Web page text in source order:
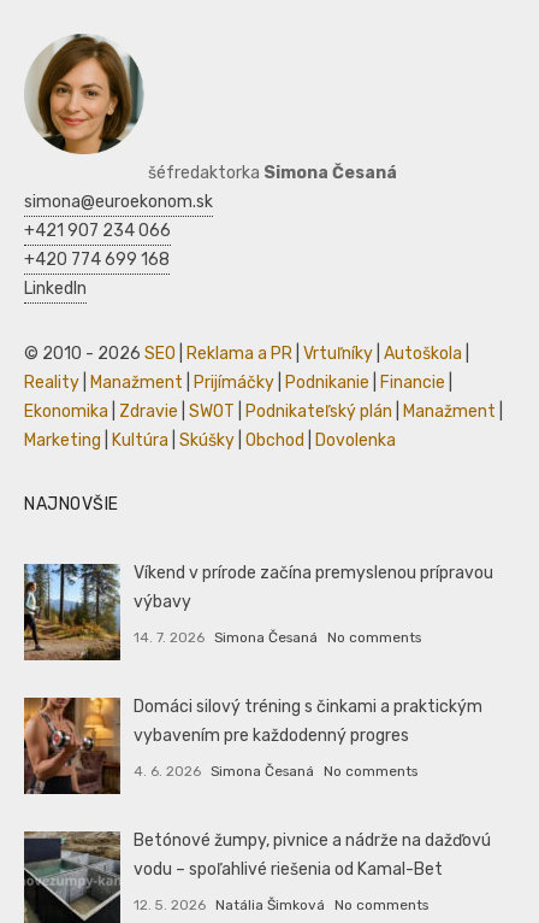
šéfredaktorka Simona Česaná
simona@euroekonom.sk
+421 907 234 066
+420 774 699 168
LinkedIn
© 2010 - 2026 SEO Reklama a PR Vrtuľníky Autoškola
Reality
Manažment Prijímáčky Podnikanie Financie
Ekonomika
Zdravie SWOT Podnikateľský plán Manažment
Marketing
Kultúra Skúšky Obchod Dovolenka
NAJNOVŠIE
Víkend v prírode začína premyslenou prípravou
výbavy
14. 7. 2026 Simona Česaná No comments
Domáci silový tréning s činkami a praktickým
vybavením pre každodenný progres
4. 6. 2026 Simona Česaná No comments
Betónové žumpy, pivnice a nádrže na dažďovú
vodu – spoľahlivé riešenia od Kamal-Bet
12. 5. 2026 Natália Šimková No comments